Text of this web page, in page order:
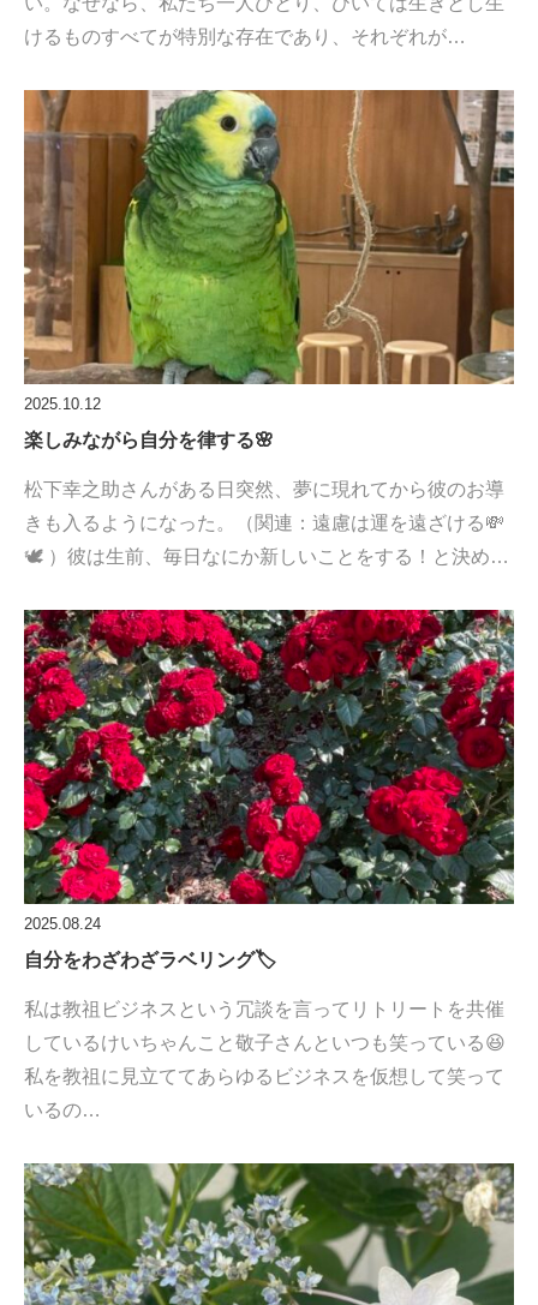
けるものすべてが特別な存在であり、それぞれが…
2025.10.12
楽しみながら自分を律する🌸
松下幸之助さんがある日突然、夢に現れてから彼のお導
きも入るようになった。（関連：遠慮は運を遠ざける💸
🕊️ ）彼は生前、毎日なにか新しいことをする！と決め…
2025.08.24
自分をわざわざラベリング🏷️
私は教祖ビジネスという冗談を言ってリトリートを共催
しているけいちゃんこと敬子さんといつも笑っている😆
私を教祖に見立ててあらゆるビジネスを仮想して笑って
いるの…